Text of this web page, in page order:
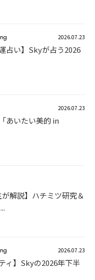
2026.07.23
占い】Skyが占う2026
2026.07.23
あいたい美的 in
が解説】ハチミツ研究＆
2026.07.23
ィ】Skyの2026年下半